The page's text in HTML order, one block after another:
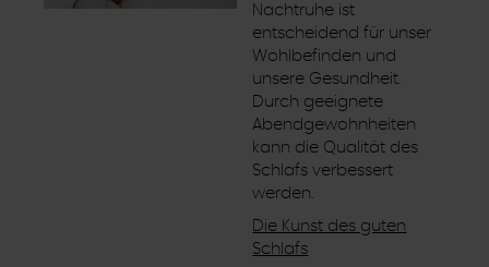
Nachtruhe ist
entscheidend für unser
Wohlbefinden und
unsere Gesundheit.
Durch geeignete
Abendgewohnheiten
kann die Qualität des
Schlafs verbessert
werden.
Die Kunst des guten
Schlafs